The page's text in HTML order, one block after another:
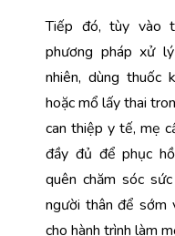
Tiếp đó, tùy vào
phương pháp xử
nhiên, dùng thuốc
hoặc mổ lấy thai
can thiệp y tế, mẹ
đầy đủ để phục
quên chăm sóc
người thân để sớm
cho hành trình làm